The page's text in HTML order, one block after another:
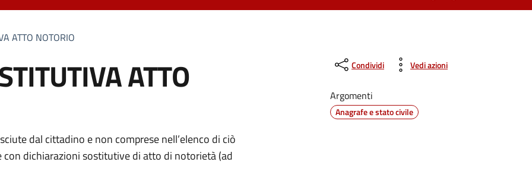
ATTO NOTORIO
ATTO
dal cittadino e non comprese nell’elenco di ciò
dichiarazioni sostitutive di atto di notorietà (ad
Condividi Vedi azioni
Argomenti
Anagrafe e stato civile